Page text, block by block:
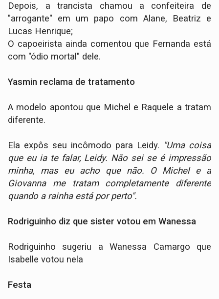
Depois, a trancista chamou a confeiteira de
"arrogante" em um papo com Alane, Beatriz e
Lucas Henrique;
O capoeirista ainda comentou que Fernanda está
com "ódio mortal" dele.
Yasmin reclama de tratamento
A modelo apontou que Michel e Raquele a tratam
diferente.
Ela expôs seu incômodo para Leidy. "Uma coisa
que eu ia te falar, Leidy. Não sei se é impressão
minha, mas eu acho que não. O Michel e a
Giovanna me tratam completamente diferente
quando a rainha está por perto".
Rodriguinho diz que sister votou em Wanessa
Rodriguinho sugeriu a Wanessa Camargo que
Isabelle votou nela
Festa